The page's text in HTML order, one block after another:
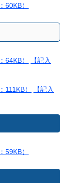
60KB）
64KB）
【記入
111KB）
【記入
59KB）